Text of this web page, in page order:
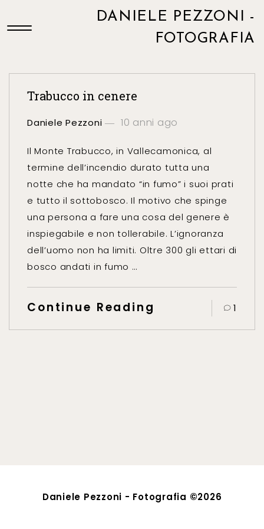
DANIELE PEZZONI -
FOTOGRAFIA
Trabucco in cenere
Daniele Pezzoni 10 anni ago
Il Monte Trabucco, in Vallecamonica, al
termine dell’incendio durato tutta una
notte che ha mandato “in fumo” i suoi prati
e tutto il sottobosco. Il motivo che spinge
una persona a fare una cosa del genere è
inspiegabile e non tollerabile. L’ignoranza
dell’uomo non ha limiti. Oltre 300 gli ettari di
bosco andati in fumo …
Continue Reading 1
Daniele Pezzoni - Fotografia ©2026